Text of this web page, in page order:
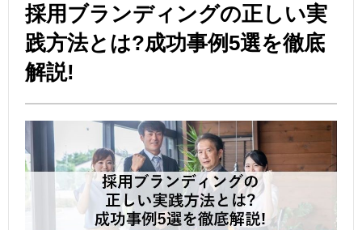
採用ブランディングの正しい実
践方法とは?成功事例5選を徹底
解説!